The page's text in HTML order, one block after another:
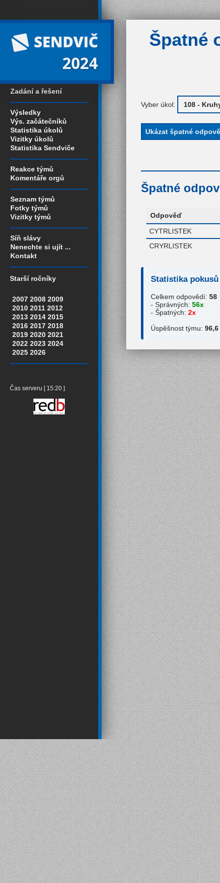
2024
Zadání a řešení
Výsledky
Výs. začátečníků
Statistika úkolů
Vizitky úkolů
Statistika Sendviče
Reakce týmů
Komentáře orgů
Seznam týmů
Fotky týmů
Vizitky týmů
Síň slávy
Nenechte si ujít ...
Kontakt
Starší ročníky
2007 2008 2009
2010 2011 2012
2013 2014 2015
2016 2017 2018
2019 2020 2021
2022 2023 2024
2025 2026
Čas serveru [ 15:20 ]
Špatné
Vyber úkol:
Špatné
Odpověď
CYTRLISTEK
CRYRLISTEK
Statistika pokusů
Celkem odpovědí: 58
- Správných: 56x
- Špatných: 2x
Úspěšnost týmu: 96,6